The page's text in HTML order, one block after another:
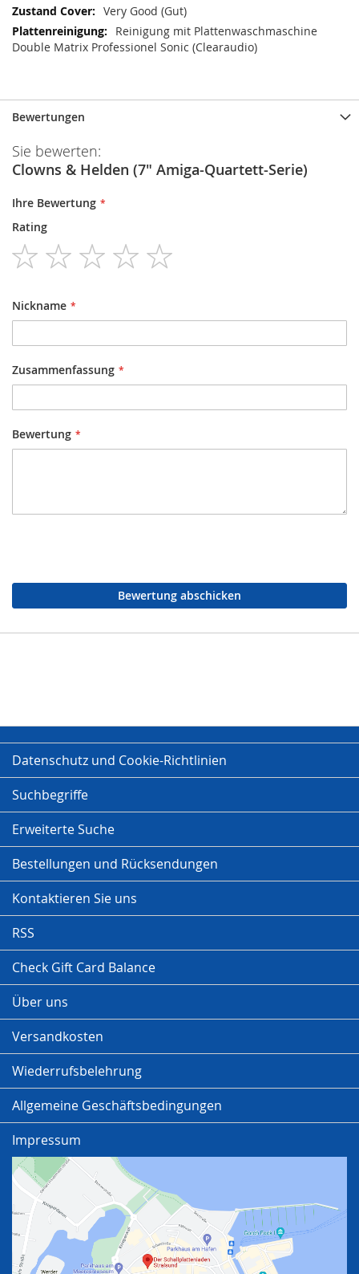
Very Good (Gut)
Reinigung mit Plattenwaschmaschine
Double Matrix Professionel Sonic (Clearaudio)
Bewertungen
Sie bewerten:
Clowns & Helden (7" Amiga-Quartett-Serie)
Ihre Bewertung
Rating
1
star
2
stars
3
stars
4
stars
Nickname
Zusammenfassung
Bewertung
Bewertung abschicken
Datenschutz und Cookie-Richtlinien
Suchbegriffe
Erweiterte Suche
Bestellungen und Rücksendungen
Kontaktieren Sie uns
RSS
Check Gift Card Balance
Über uns
Versandkosten
Wiederrufsbelehrung
Allgemeine Geschäftsbedingungen
Impressum